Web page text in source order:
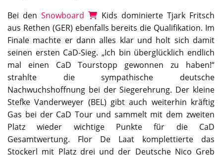
Bei denSnowboard
Kids dominierte Tjark Fritsch
aus Rethen (GER) ebenfalls bereits die Qualifikation. Im
Finale machte er dann alles klar und holt sich damit
seinen ersten CaD-Sieg. „Ich bin überglücklich endlich
mal einen CaD Tourstopp gewonnen zu haben!“
strahlte die sympathische deutsche
Nachwuchshoffnung bei der Siegerehrung. Der kleine
Stefke Vanderweyer (BEL) gibt auch weiterhin kräftig
Gas bei der CaD Tour und sammelt mit dem zweiten
Platz wieder wichtige Punkte für die CaD
Gesamtwertung. Flor De Laat komplettierte das
Stockerl mit Platz drei und der Deutsche Nico Greb